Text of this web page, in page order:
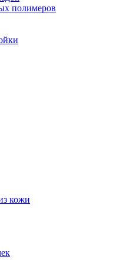
полимеров
кожи